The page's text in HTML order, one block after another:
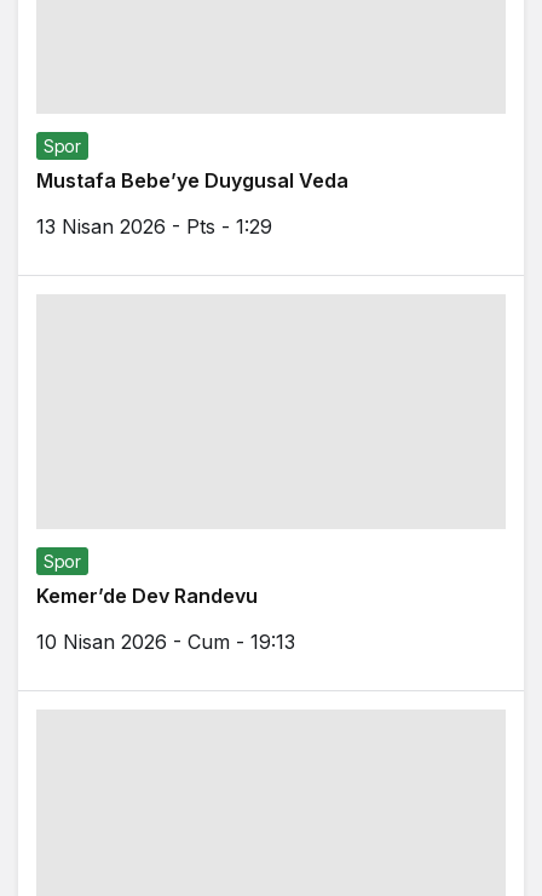
Spor
Mustafa Bebe’ye Duygusal Veda
13 Nisan 2026 - Pts - 1:29
Spor
Kemer’de Dev Randevu
10 Nisan 2026 - Cum - 19:13